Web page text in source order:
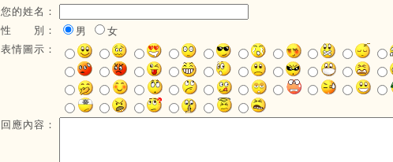
您的姓名：
性 別：
男
女
表情圖示：
回應內容：